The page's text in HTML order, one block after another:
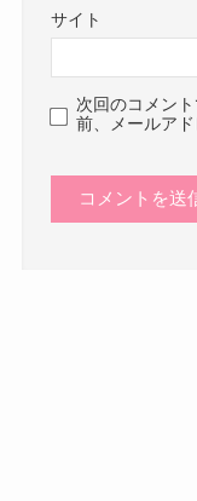
サイト
次回のコメン
前、メールアド